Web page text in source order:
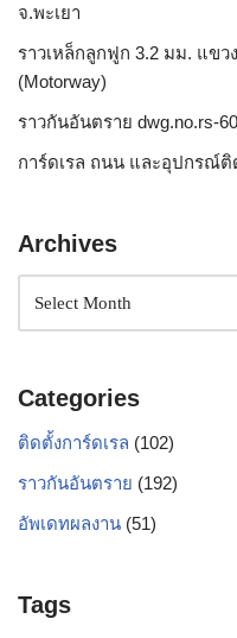
จ.พะเยา
ราวเหล็กลูกฟูก 3.2 มม. แขว
(Motorway)
ราวกันอันตราย dwg.no.rs-
การ์ดเรล ถนน และอุปกรณ์ติ
Archives
Categories
ติดตั้งการ์ดเรล (102)
ราวกันอันตราย (192)
อัพเดทผลงาน (51)
Tags